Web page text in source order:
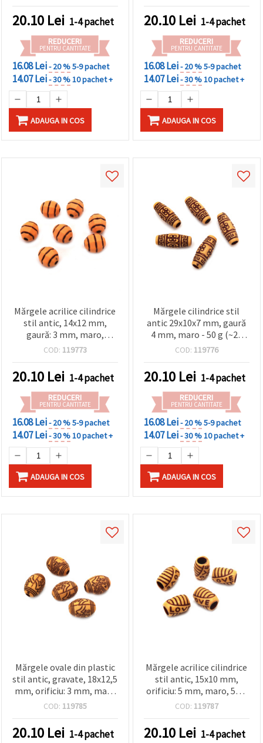
20.10 Lei 1-4 pachet
REDUCERI
PENTRU CANTITATE
16.08 Lei- 20 %5-9 pachet
14.07 Lei- 30 %10 pachet +
ADAUGA IN COS
decorative pentru bijuterii
handmade și proiecte DIY
& craft
20.10 Lei 1-4 pachet
REDUCERI
PENTRU CANTITATE
16.08 Lei- 20 %5-9 pachet
14.07 Lei- 30 %10 pachet +
ADAUGA IN COS
Mărgele acrilice cilindrice
stil antic, 14x12 mm,
gaură: 3 mm, maro,
pentru bijuterii DIY și
COD: 119773
20.10 Lei 1-4 pachet
REDUCERI
PENTRU CANTITATE
16.08 Lei- 20 %5-9 pachet
14.07 Lei- 30 %10 pachet +
ADAUGA IN COS
Mărgele cilindrice stil
antic 29x10x7 mm, gaură
4 mm, maro - 50 g (~23
buc.)
COD: 119776
20.10 Lei 1-4 pachet
REDUCERI
PENTRU CANTITATE
16.08 Lei- 20 %5-9 pachet
14.07 Lei- 30 %10 pachet +
ADAUGA IN COS
Mărgele ovale din plastic
stil antic, gravate, 18x12,5
mm, orificiu: 3 mm, maro
- 50 g (~30 buc.)
COD: 119785
20.10 Lei 1-4 pachet
Mărgele acrilice cilindrice
stil antic, 15x10 mm,
orificiu: 5 mm, maro, 50 g
(~55 buc.), pentru bijuterii
COD: 119787
20.10 Lei 1-4 pachet